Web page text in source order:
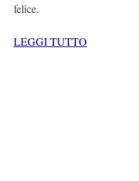
felice.
LEGGI TUTTO